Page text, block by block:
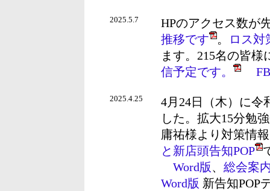
2025.5.7
HPのアクセス数が
推移です
。
ロス対
ます。215名の皆
信予定です。
FB
2025.4.25
4月24日（木）に令
した。拡大15分勉
庸祐様より対策情
と新店頭告知POP
Word版、 総会案
Word版 新告知POP